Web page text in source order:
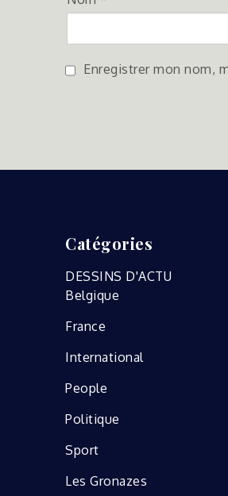
Enregistrer mon nom,
Catégories
DESSINS D'ACTU
Belgique
France
International
People
Politique
Sport
Les Gronazes